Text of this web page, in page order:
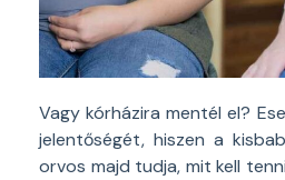
Vagy kórházira mentél el?
jelentőségét, hiszen a
orvos majd tudja, mit kell